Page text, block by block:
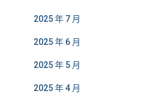
2025 年 7 月
2025 年 6 月
2025 年 5 月
2025 年 4 月